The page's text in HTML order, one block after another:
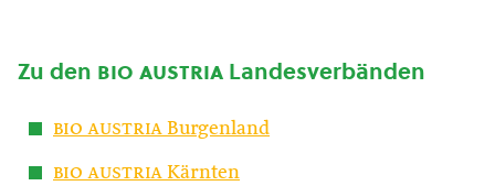
Zu den bio austria Landesverbänden
bio austria Burgenland
bio austria Kärnten